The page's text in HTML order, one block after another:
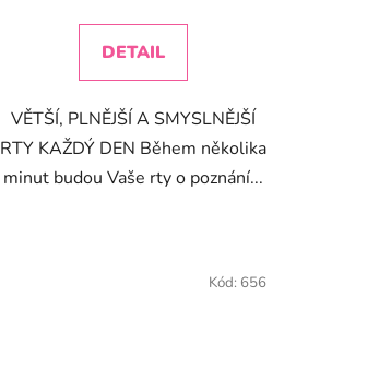
DETAIL
VĚTŠÍ, PLNĚJŠÍ A SMYSLNĚJŠÍ
RTY KAŽDÝ DEN Během několika
minut budou Vaše rty o poznání...
Kód: 656